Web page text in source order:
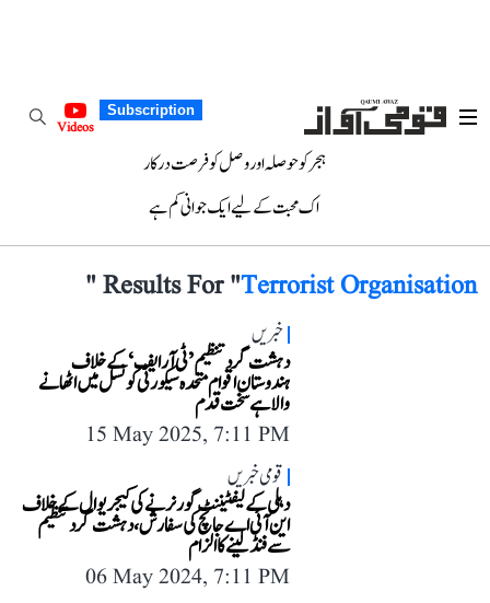
Subscription
Videos
ہجر کو حوصلہ اور وصل کو فرصت درکار
اک محبت کے لیے ایک جوانی کم ہے
Results For "Terrorist Organisation
"
خبریں
دہشت گرد تنظیم ’ٹی آر ایف‘ کے خلاف
ہندوستان اقوام متحدہ سیکورٹی کونسل میں اٹھانے
والا ہے سخت قدم
15 May 2025, 7:11 PM
قومی خبریں
دہلی کے لیفٹیننٹ گورنر نے کی کیجریوال کے خلاف
این آئی اے جانچ کی سفارش، دہشت گرد تنظیم
سے فنڈ لینے کا الزام
06 May 2024, 7:11 PM